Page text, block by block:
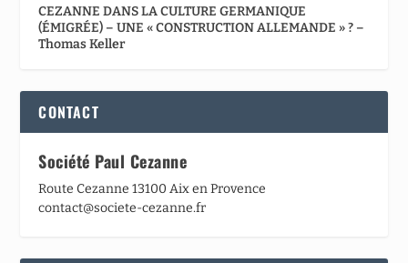
CEZANNE DANS LA CULTURE GERMANIQUE
(ÉMIGRÉE) – UNE « CONSTRUCTION ALLEMANDE » ? –
Thomas Keller
CONTACT
Société Paul Cezanne
Route Cezanne 13100 Aix en Provence
contact@societe-cezanne.fr